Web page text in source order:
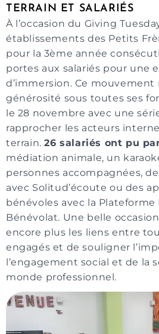
TERRAIN ET SALARIÉS
À l’occasion du Giving
établissements des Petits
pour la 3ème année
portes aux salariés pour une
d’immersion. Ce mouvement
générosité sous toutes ses
le 28 novembre avec une
rapprocher les acteurs
terrain.26 salariés ont pu
médiation animale, un
personnes accompagnées,
avec Solitud’écoute ou des
bénévoles avec la
Bénévolat. Une belle
encore plus les liens entre
engagés et de souligner
l’engagement social et de la
monde professionnel.